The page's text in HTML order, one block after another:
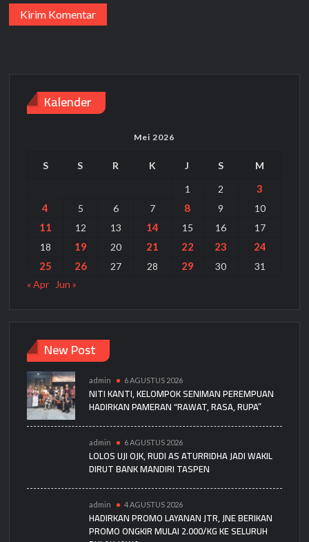
Kalender
Mei 2026
S S R K J S
M
1
2
3
4
5 6 7 8 9 10
11 12 13 14 15 16
17
18
19 20 21 22 23
24
25
26 27 28 29 30
31
« Apr
Jun »
New Post
admin 6 AGUSTUS 2026
NITI KANTI, KELOMPOK SENIMAN PEREMPUAN
HADIRKAN PAMERAN “RAWAT, RASA, RUPA”
admin 6 AGUSTUS 2026
LOLOS UJI OJK, RUDI AS ATURRIDHA JADI WAKIL
DIRUT BANK MANDIRI TASPEN
admin 4 AGUSTUS 2026
HADIRKAN PROMO LAYANAN JTR, JNE BERIKAN
PROMO ONGKIR MULAI 2.000/KG KE SELURUH